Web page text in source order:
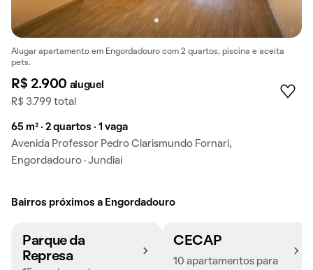
Alugar apartamento em Engordadouro com 2 quartos, piscina e aceita
pets.
R$ 2.900 aluguel
R$ 3.799 total
65 m² · 2 quartos · 1 vaga
Avenida Professor Pedro Clarismundo Fornari,
Engordadouro · Jundiaí
Bairros próximos a Engordadouro
Parque da
Represa
CECAP
10 apartamentos para